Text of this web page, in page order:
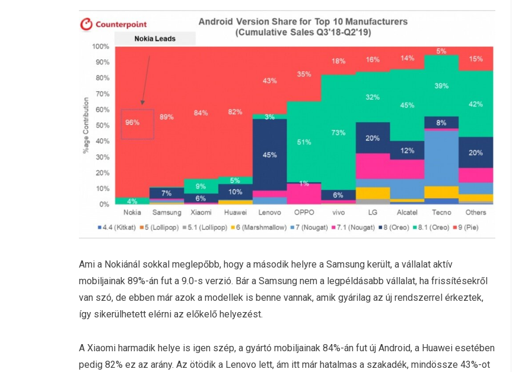
Ami a Nokiánál sokkal meglepőbb, hogy a második helyre a Samsung került, a vállalat aktív
mobiljainak 89%-án fut a 9.0-s verzió. Bár a Samsung nem a legpéldásabb vállalat, ha frissítésekről
van szó, de ebben már azok a modellek is benne vannak, amik gyárilag az új rendszerrel érkeztek,
így sikerülhetett elérni az előkelő helyezést.
A Xiaomi harmadik helye is igen szép, a gyártó mobiljainak 84%-án fut új Android, a Huawei esetében
pedig 82% ez az arány. Az ötödik a Lenovo lett, ám itt már hatalmas a szakadék, mindössze 43%-ot